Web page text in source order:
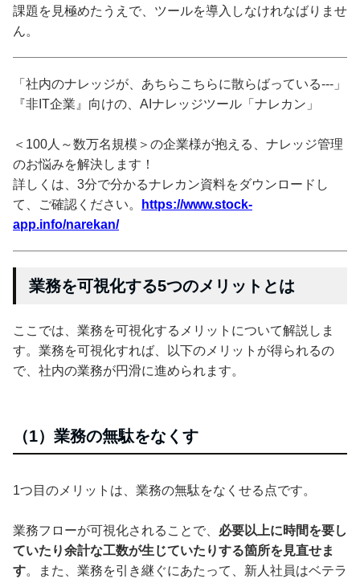
課題を見極めたうえで、ツールを導入しなけれなばりませ
ん。
「社内のナレッジが、あちらこちらに散らばっている---」
『非IT企業』向けの、AIナレッジツール「ナレカン」
＜100人～数万名規模＞の企業様が抱える、ナレッジ管理
のお悩みを解決します！
詳しくは、3分で分かるナレカン資料をダウンロードし
て、ご確認ください。
https://www.stock-
app.info/narekan/
業務を可視化する5つのメリットとは
ここでは、業務を可視化するメリットについて解説しま
す。業務を可視化すれば、以下のメリットが得られるの
で、社内の業務が円滑に進められます。
（1）業務の無駄をなくす
1つ目のメリットは、業務の無駄をなくせる点です。
業務フローが可視化されることで、 必要以上に時間を要し
ていたり余計な工数が生じていたりする箇所を見直せま
す。また、業務を引き継ぐにあたって、新人社員はベテラ